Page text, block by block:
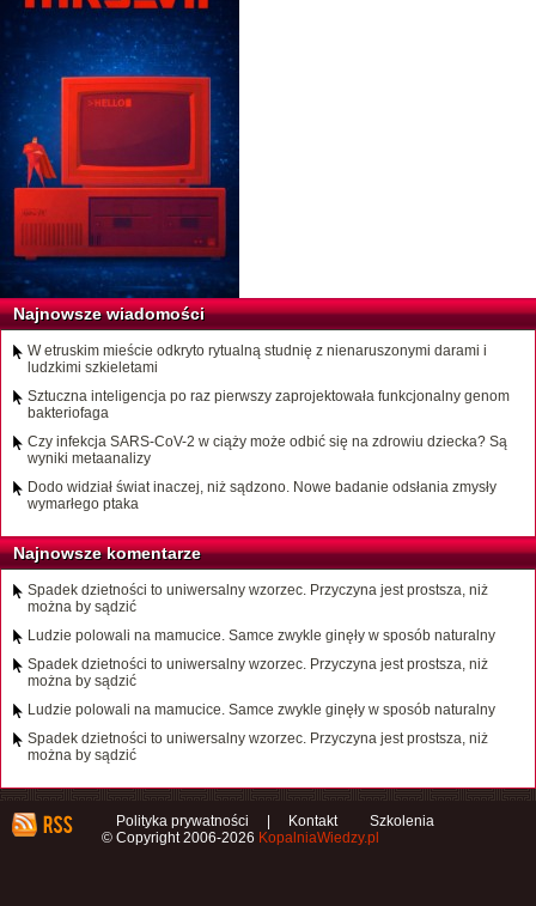
Najnowsze wiadomości
W etruskim mieście odkryto rytualną studnię z nienaruszonymi darami i
ludzkimi szkieletami
Sztuczna inteligencja po raz pierwszy zaprojektowała funkcjonalny genom
bakteriofaga
Czy infekcja SARS-CoV-2 w ciąży może odbić się na zdrowiu dziecka? Są
wyniki metaanalizy
Dodo widział świat inaczej, niż sądzono. Nowe badanie odsłania zmysły
wymarłego ptaka
Najnowsze komentarze
Spadek dzietności to uniwersalny wzorzec. Przyczyna jest prostsza, niż
można by sądzić
Ludzie polowali na mamucice. Samce zwykle ginęły w sposób naturalny
Spadek dzietności to uniwersalny wzorzec. Przyczyna jest prostsza, niż
można by sądzić
Ludzie polowali na mamucice. Samce zwykle ginęły w sposób naturalny
Spadek dzietności to uniwersalny wzorzec. Przyczyna jest prostsza, niż
można by sądzić
Polityka prywatności Kontakt
Szkolenia
© Copyright 2006-2026 KopalniaWiedzy.pl